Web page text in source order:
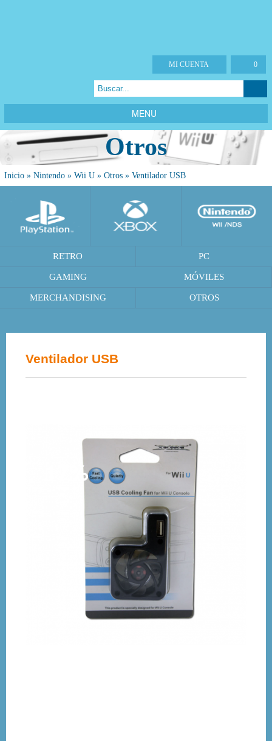
0
MI CUENTA
MENU
Otros
Inicio » Nintendo » Wii U » Otros » Ventilador USB
RETRO PC
GAMING MÓVILES
MERCHANDISING OTROS
Ventilador USB
17%